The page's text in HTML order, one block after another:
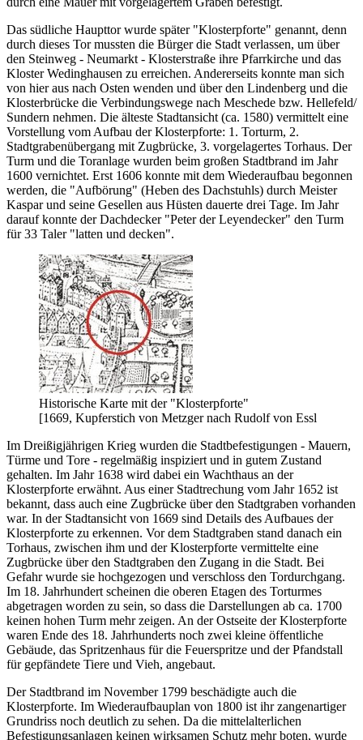
Das südliche Haupttor wurde später "Klosterpforte" genannt, denn
durch dieses Tor mussten die Bürger die Stadt verlassen, um über
den Steinweg - Neumarkt - Klosterstraße ihre Pfarrkirche und das
Kloster Wedinghausen zu erreichen. Andererseits konnte man sich
von hier aus nach Osten wenden und über den Lindenberg und die
Klosterbrücke die Verbindungswege nach Meschede bzw. Hellefeld/
Sundern nehmen. Die älteste Stadtansicht (ca. 1580) vermittelt eine
Vorstellung vom Aufbau der Klosterpforte: 1. Torturm, 2.
Stadtgrabenübergang mit Zugbrücke, 3. vorgelagertes Torhaus. Der
Turm und die Toranlage wurden beim großen Stadtbrand im Jahr
1600 vernichtet. Erst 1606 konnte mit dem Wiederaufbau begonnen
werden, die "Aufbörung" (Heben des Dachstuhls) durch Meister
Kaspar und seine Gesellen aus Hüsten dauerte drei Tage. Im Jahr
darauf konnte der Dachdecker "Peter der Leyendecker" den Turm
für 33 Taler "latten und decken".
Historische Karte mit der "Klosterpforte"
[1669, Kupferstich von Metzger nach Rudolf von Essl
Im Dreißigjährigen Krieg wurden die Stadtbefestigungen - Mauern,
Türme und Tore - regelmäßig inspiziert und in gutem Zustand
gehalten. Im Jahr 1638 wird dabei ein Wachthaus an der
Klosterpforte erwähnt. Aus einer Stadtrechung vom Jahr 1652 ist
bekannt, dass auch eine Zugbrücke über den Stadtgraben vorhanden
war. In der Stadtansicht von 1669 sind Details des Aufbaues der
Klosterpforte zu erkennen. Vor dem Stadtgraben stand danach ein
Torhaus, zwischen ihm und der Klosterpforte vermittelte eine
Zugbrücke über den Stadtgraben den Zugang in die Stadt. Bei
Gefahr wurde sie hochgezogen und verschloss den Tordurchgang.
Im 18. Jahrhundert scheinen die oberen Etagen des Torturmes
abgetragen worden zu sein, so dass die Darstellungen ab ca. 1700
keinen hohen Turm mehr zeigen. An der Ostseite der Klosterpforte
waren Ende des 18. Jahrhunderts noch zwei kleine öffentliche
Gebäude, das Spritzenhaus für die Feuerspritze und der Pfandstall
für gepfändete Tiere und Vieh, angebaut.
Der Stadtbrand im November 1799 beschädigte auch die
Klosterpforte. Im Wiederaufbauplan von 1800 ist ihr zangenartiger
Grundriss noch deutlich zu sehen. Da die mittelalterlichen
Befestigungsanlagen keinen wirksamen Schutz mehr boten, wurde